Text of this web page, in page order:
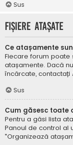
Sus
Fișiere atașate
Ce atașamente
Fiecare forum poate
atașamente. Dacă
încărcate, contactați
Sus
Cum găsesc toate
Pentru a găsi lista
Panoul de control al
"Organizează